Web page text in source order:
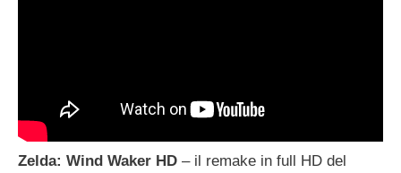
Zelda: Wind Waker HD – il remake in full HD del